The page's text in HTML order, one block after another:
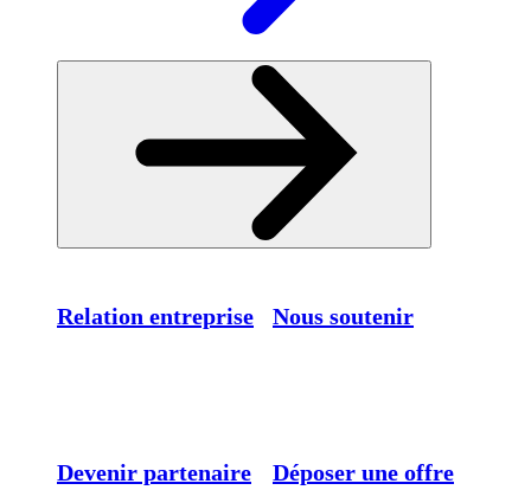
Relation entreprise Nous soutenir
Devenir partenaire Déposer une offre